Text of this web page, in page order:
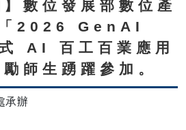
】數位發展部數位產
「2026 GenAI
AI 百工百業應用
師生踴躍參加。
承辦